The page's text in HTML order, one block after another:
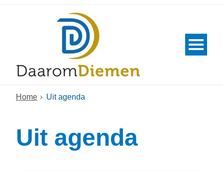
Home Uit agenda
Uit agenda